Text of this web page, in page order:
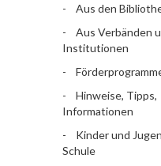
Aus den
Aus Verbänden
Institutionen
Hinweise, Tipps,
Informationen
Kinder und
Schule